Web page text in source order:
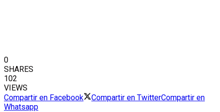
0
SHARES
102
VIEWS
Compartir en Facebook
Compartir en TwitterCompartir en
Whatsapp